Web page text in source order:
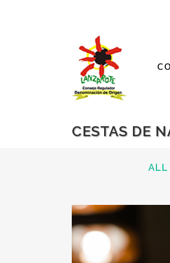
CESTAS DE
ALL